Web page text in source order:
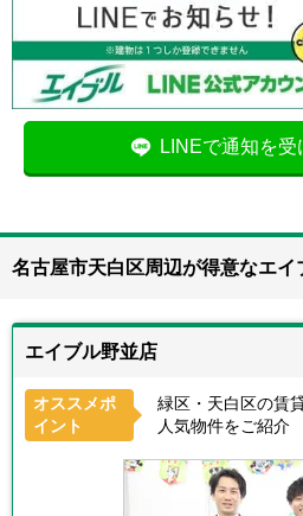
LINEで通知を受
名古屋市天白区周辺が得意なエイ
エイブル野並店
オススメポ
イント
緑区・天白区の賃
人気物件をご紹介